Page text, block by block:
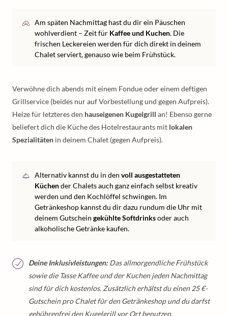
Am späten Nachmittag hast du dir ein Päuschen
wohlverdient – Zeit für Kaffee und Kuchen. Die
frischen Leckereien werden für dich direkt in deinem
Chalet serviert, genauso wie beim Frühstück.
Verwöhne dich abends mit einem Fondue oder einem deftigen
Grillservice (beides nur auf Vorbestellung und gegen Aufpreis).
Heize für letzteres den hauseigenen Kugelgrill an! Ebenso gerne
beliefert dich die Küche des Hotelrestaurants mit lokalen
Spezialitäten in deinem Chalet (gegen Aufpreis).
Alternativ kannst du in den voll ausgestatteten
Küchender Chalets auch ganz einfach selbst kreativ
werden und den Kochlöffel schwingen. Im
Getränkeshop kannst du dir dazu rundum die Uhr mit
deinem Gutschein gekühlte Softdrinksoder auch
alkoholische Getränke kaufen.
Deine Inklusivleistungen:Das allmorgendliche Frühstück
sowie die Tasse Kaffee und der Kuchen jeden Nachmittag
sind für dich kostenlos. Zusätzlich erhältst du einen 25 €-
Gutschein pro Chalet für den Getränkeshop und du darfst
gebührenfrei den Kugelgrill vor Ort benutzen.